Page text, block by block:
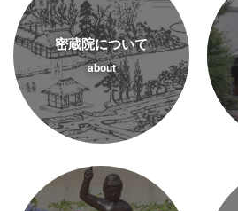
密蔵院について
about